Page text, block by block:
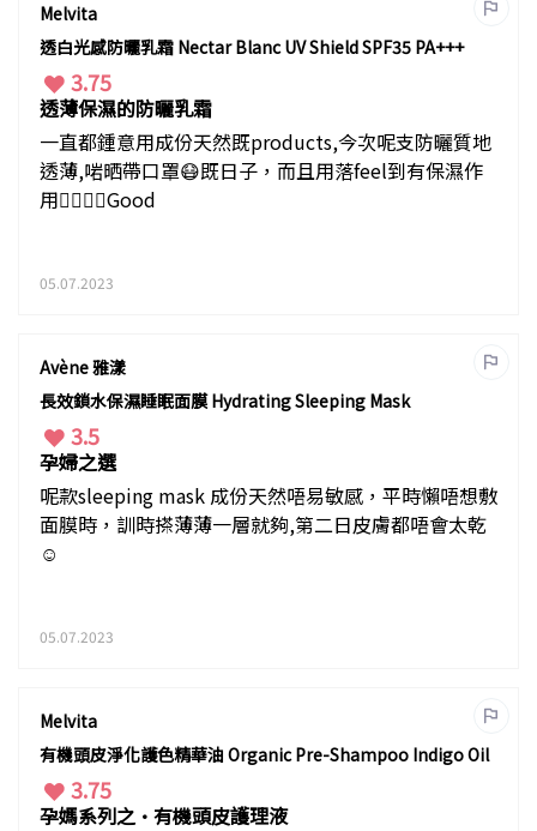
Melvita
透白光感防曬乳霜 Nectar Blanc UV Shield SPF35 PA+++
3.75
透薄保濕的防曬乳霜
一直都鍾意用成份天然既products,今次呢支防曬質地
透薄,啱晒帶口罩😷既日子，而且用落feel到有保濕作
用👍🏻👍🏻Good
05.07.2023
Avène 雅漾
長效鎖水保濕睡眠面膜 Hydrating Sleeping Mask
3.5
孕婦之選
呢款sleeping mask 成份天然唔易敏感，平時懶唔想敷
面膜時，訓時搽薄薄一層就夠,第二日皮膚都唔會太乾
☺️
05.07.2023
Melvita
有機頭皮淨化護色精華油 Organic Pre-Shampoo Indigo Oil
3.75
孕媽系列之·有機頭皮護理液